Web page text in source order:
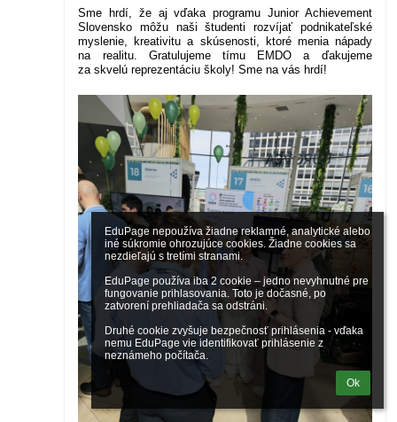
EduPage nepoužíva žiadne reklamné, analytické alebo
iné súkromie ohrozujúce cookies. Žiadne cookies sa
nezdieľajú s tretími stranami.
EduPage používa iba 2 cookie – jedno nevyhnutné pre
fungovanie prihlasovania. Toto je dočasné, po
zatvorení prehliadača sa odstráni.
Druhé cookie zvyšuje bezpečnosť prihlásenia - vďaka
nemu EduPage vie identifikovať prihlásenie z
neznámeho počítača.
Ok
Sme hrdí, že aj vďaka programu Junior Achievement
Slovensko môžu naši študenti rozvíjať podnikateľské
myslenie, kreativitu a skúsenosti, ktoré menia nápady
na realitu. Gratulujeme tímu EMDO a ďakujeme
za skvelú reprezentáciu školy! Sme na vás hrdí!